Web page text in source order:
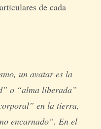
de cada
un avatar es la
o “alma liberada”
en la tierra,
encarnado”. En el